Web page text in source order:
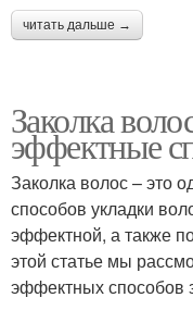
читать дальше →
Заколка
эффектные
Заколка волос – это
способов укладки
эффектной, а также
этой статье мы
эффектных способов